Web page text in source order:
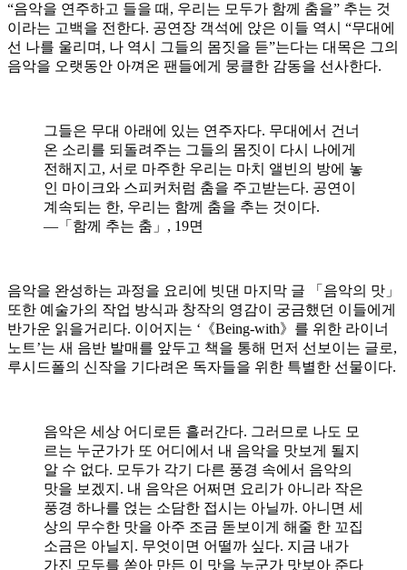
“음악을 연주하고 들을 때, 우리는 모두가 함께 춤을” 추는 것
이라는 고백을 전한다. 공연장 객석에 앉은 이들 역시 “무대에
선 나를 울리며, 나 역시 그들의 몸짓을 듣”는다는 대목은 그의
음악을 오랫동안 아껴온 팬들에게 뭉클한 감동을 선사한다.
그들은 무대 아래에 있는 연주자다. 무대에서 건너
온 소리를 되돌려주는 그들의 몸짓이 다시 나에게
전해지고, 서로 마주한 우리는 마치 앨빈의 방에 놓
인 마이크와 스피커처럼 춤을 주고받는다. 공연이
계속되는 한, 우리는 함께 춤을 추는 것이다.
―「함께 추는 춤」, 19면
음악을 완성하는 과정을 요리에 빗댄 마지막 글 「음악의 맛」
또한 예술가의 작업 방식과 창작의 영감이 궁금했던 이들에게
반가운 읽을거리다. 이어지는 ‘《Being-with》를 위한 라이너
노트’는 새 음반 발매를 앞두고 책을 통해 먼저 선보이는 글로,
루시드폴의 신작을 기다려온 독자들을 위한 특별한 선물이다.
음악은 세상 어디로든 흘러간다. 그러므로 나도 모
르는 누군가가 또 어디에서 내 음악을 맛보게 될지
알 수 없다. 모두가 각기 다른 풍경 속에서 음악의
맛을 보겠지. 내 음악은 어쩌면 요리가 아니라 작은
풍경 하나를 얹는 소담한 접시는 아닐까. 아니면 세
상의 무수한 맛을 아주 조금 돋보이게 해줄 한 꼬집
소금은 아닐지. 무엇이면 어떨까 싶다. 지금 내가
가진 모두를 쏟아 만든 이 맛을 누군가 맛보아 준다